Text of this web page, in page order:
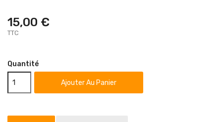
15,00 €
TTC
Quantité
Ajouter Au Panier